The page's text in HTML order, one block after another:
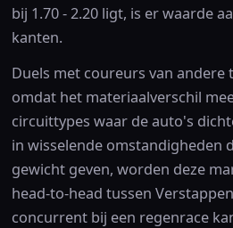
bij 1.70 - 2.20 ligt, is er waarde
kanten.
Duels met coureurs van andere
omdat het materiaalverschil
circuittypes waar de auto's
in wisselende omstandigheden
gewicht geven, worden deze
head-to-head tussen
concurrent bij een regenrace